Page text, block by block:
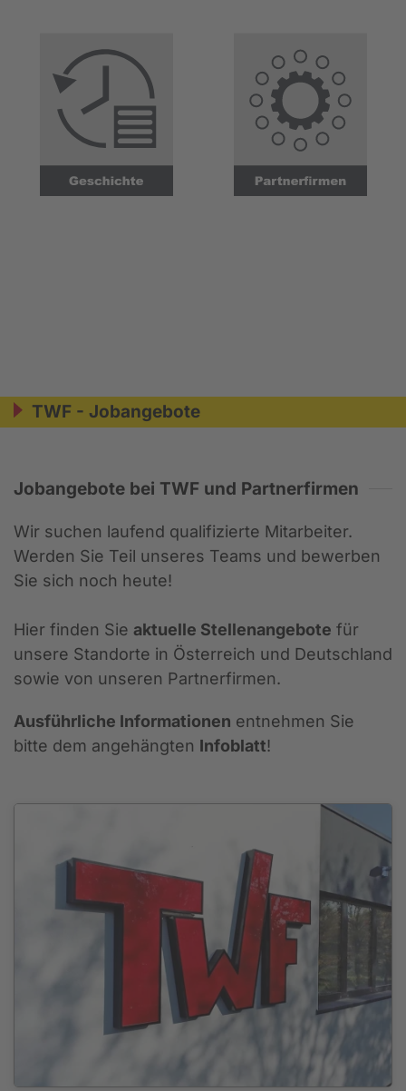
TWF - Jobangebote
Jobangebote bei TWF und Partnerfirmen
Wir suchen laufend qualifizierte Mitarbeiter.
Werden Sie Teil unseres Teams und bewerben
Sie sich noch heute!
Hier finden Sie aktuelle Stellenangebote für
unsere Standorte in Österreich und Deutschland
sowie von unseren Partnerfirmen.
Ausführliche Informationen entnehmen Sie
bitte dem angehängten Infoblatt!